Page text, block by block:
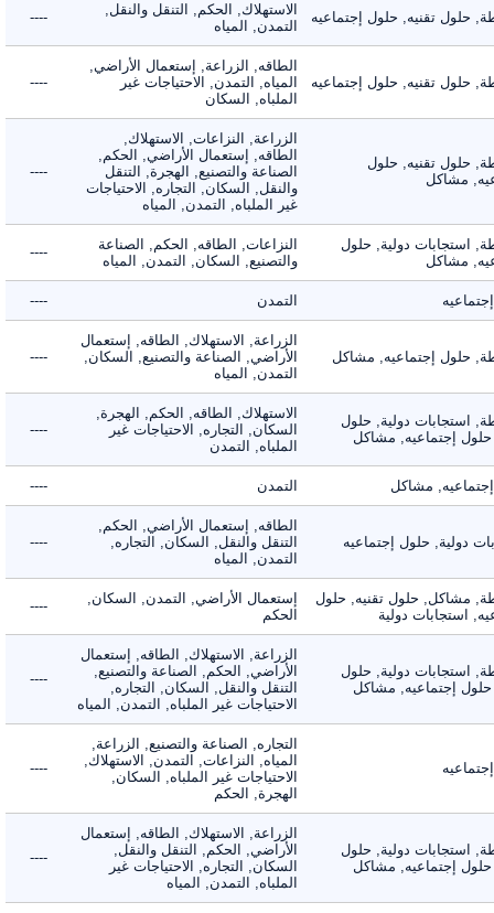
حلول تقنيه, حلول إجتماعيه
الاستهلاك, الحكم, التنقل والنقل,
التمدن, المياه
----
حلول تقنيه, حلول إجتماعيه
الطاقه, الزراعة, إستعمال الأراضي,
المياه, التمدن, الاحتياجات غير
الملباه, السكان
----
حلول تقنيه, حلول
مشاكل
الزراعة, النزاعات, الاستهلاك,
الطاقه, إستعمال الأراضي, الحكم,
الصناعة والتصنيع, الهجرة, التنقل
والنقل, السكان, التجاره, الاحتياجات
غير الملباه, التمدن, المياه
----
استجابات دولية, حلول
مشاكل
النزاعات, الطاقه, الحكم, الصناعة
والتصنيع, السكان, التمدن, المياه
----
التمدن ----
حلول إجتماعيه, مشاكل
الزراعة, الاستهلاك, الطاقه, إستعمال
الأراضي, الصناعة والتصنيع, السكان,
التمدن, المياه
----
استجابات دولية, حلول
إجتماعيه, مشاكل
الاستهلاك, الطاقه, الحكم, الهجرة,
السكان, التجاره, الاحتياجات غير
الملباه, التمدن
----
مشاكل التمدن ----
دولية, حلول إجتماعيه
الطاقه, إستعمال الأراضي, الحكم,
التنقل والنقل, السكان, التجاره,
التمدن, المياه
----
مشاكل, حلول تقنيه, حلول
استجابات دولية
إستعمال الأراضي, التمدن, السكان,
الحكم
----
استجابات دولية, حلول
إجتماعيه, مشاكل
الزراعة, الاستهلاك, الطاقه, إستعمال
الأراضي, الحكم, الصناعة والتصنيع,
التنقل والنقل, السكان, التجاره,
الاحتياجات غير الملباه, التمدن, المياه
----
التجاره, الصناعة والتصنيع, الزراعة,
المياه, النزاعات, التمدن, الاستهلاك,
الاحتياجات غير الملباه, السكان,
الهجرة, الحكم
----
استجابات دولية, حلول
إجتماعيه, مشاكل
الزراعة, الاستهلاك, الطاقه, إستعمال
الأراضي, الحكم, التنقل والنقل,
السكان, التجاره, الاحتياجات غير
الملباه, التمدن, المياه
----